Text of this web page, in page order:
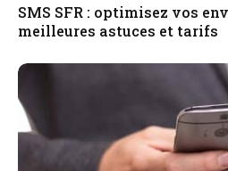
SMS SFR : optimisez vos
meilleures astuces et tarifs